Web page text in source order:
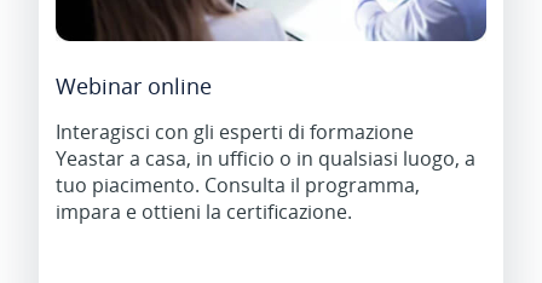
Webinar online
Interagisci con gli esperti di formazione
Yeastar a casa, in ufficio o in qualsiasi luogo, a
tuo piacimento. Consulta il programma,
impara e ottieni la certificazione.